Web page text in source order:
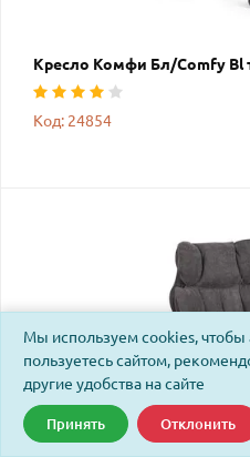
Кресло Комфи Бл/Comfy Bl
Код: 24854
Мы используем cookies, чтобы
пользуетесь сайтом,
другие удобства на сайте
Принять Отклонить